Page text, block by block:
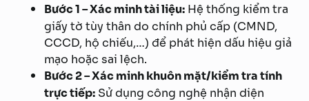
Bước 1 – Xác minh tài liệu: Hệ thống kiểm tra
giấy tờ tùy thân do chính phủ cấp (CMND,
CCCD, hộ chiếu,…) để phát hiện dấu hiệu giả
mạo hoặc sai lệch.
Bước 2 – Xác minh khuôn mặt/kiểm tra tính
trực tiếp: Sử dụng công nghệ nhận diện